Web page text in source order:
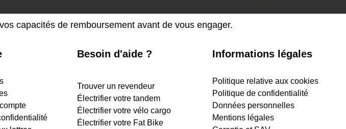
capacités de remboursement avant de vous engager.
Besoin d'aide ?
Trouver un revendeur
Électrifier votre tandem
Électrifier votre vélo cargo
Électrifier votre Fat Bike
Informations légales
Politique relative aux cookies
Politique de confidentialité
Données personnelles
Mentions légales